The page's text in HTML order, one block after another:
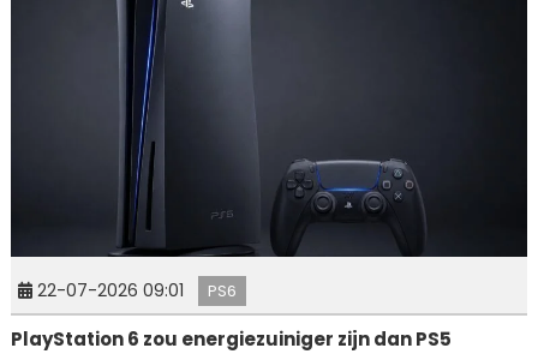
22-07-2026 09:01 PS6
PlayStation 6 zou energiezuiniger zijn dan PS5